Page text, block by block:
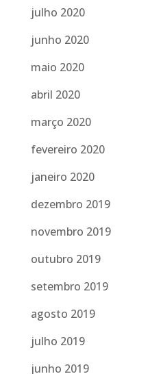
julho 2020
junho 2020
maio 2020
abril 2020
março 2020
fevereiro 2020
janeiro 2020
dezembro 2019
novembro 2019
outubro 2019
setembro 2019
agosto 2019
julho 2019
junho 2019